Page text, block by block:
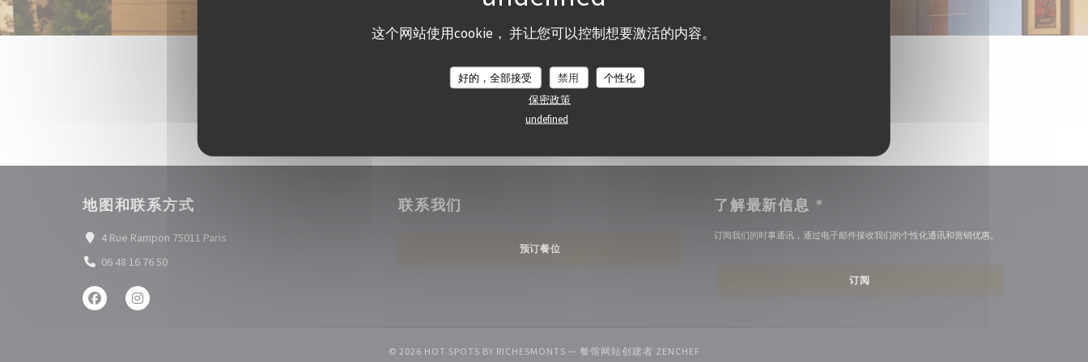
这个网站使用cookie， 并让您可以控制想要激活的内容。
好的，全部接受 禁用
个性化
保密政策
undefined
地图和联系方式
4 Rue Rampon 75011 Paris
06 48 16 76 50
Facebook ((在新窗口中打开))
Instagram ((在新窗口中打开))
联系我们
预订餐位
了解最新信息 *
订阅我们的时事通讯，通过电子邮件接收我们的个性化通讯和营销优惠。
订阅
© 2026 HOT SPOTS BY RICHESMONTS — 餐馆网站创建者 ZENCHEF((在新窗口中打开))